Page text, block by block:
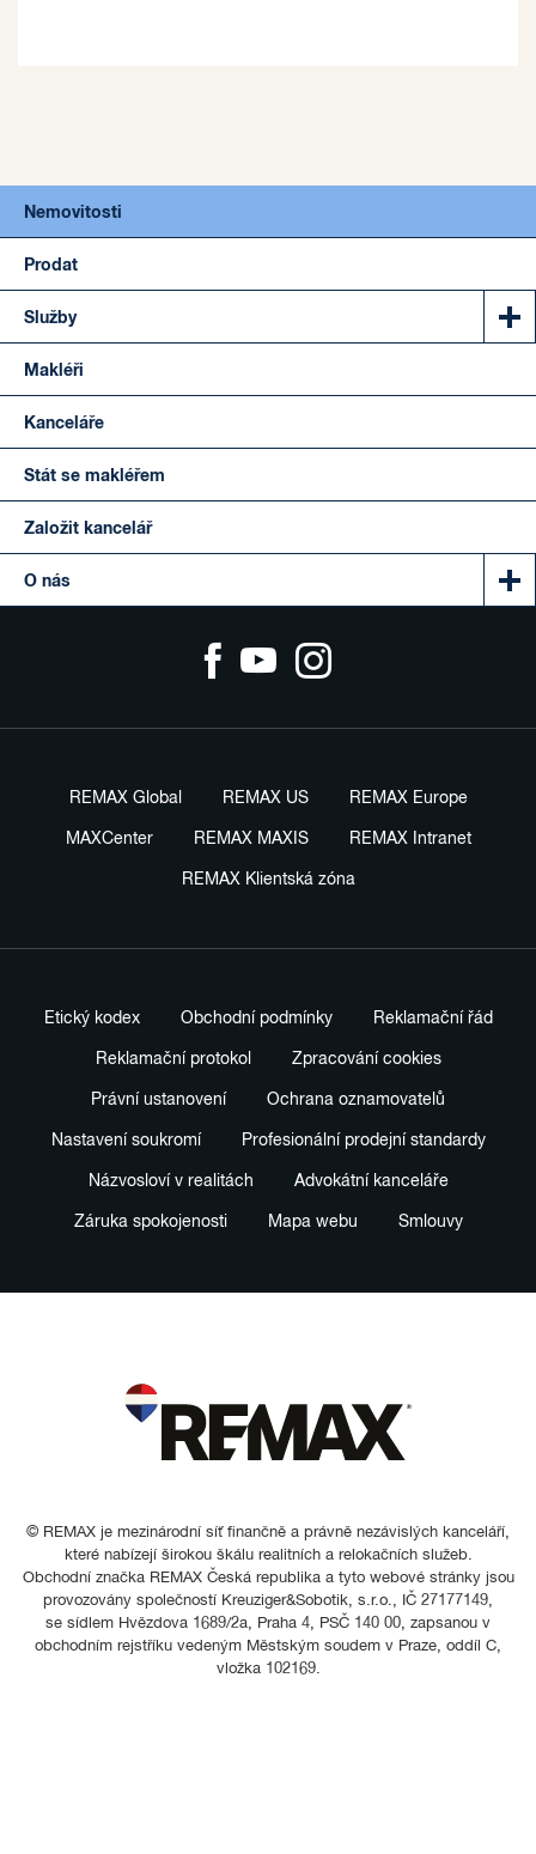
Nemovitosti
Prodat
Služby
Makléři
Kanceláře
Stát se makléřem
Založit kancelář
O nás
REMAX Global REMAX US REMAX Europe
MAXCenter REMAX MAXIS REMAX Intranet
REMAX Klientská zóna
Etický kodex Obchodní podmínky Reklamační řád
Reklamační protokol Zpracování cookies
Právní ustanovení Ochrana oznamovatelů
Nastavení soukromí Profesionální prodejní standardy
Názvosloví v realitách Advokátní kanceláře
Záruka spokojenosti Mapa webu Smlouvy
© REMAX je mezinárodní síť finančně a právně nezávislých kanceláří,
které nabízejí širokou škálu realitních a relokačních služeb.
Obchodní značka REMAX Česká republika a tyto webové stránky jsou
provozovány společností Kreuziger&Sobotik, s.r.o., IČ 27177149,
se sídlem Hvězdova 1689/2a, Praha 4, PSČ 140 00, zapsanou v
obchodním rejstříku vedeným Městským soudem v Praze, oddíl C,
vložka 102169.